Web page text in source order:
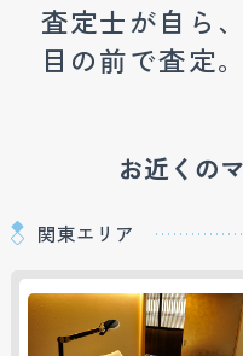
査定士が自ら、
目の前で査定。
お近くの
関東エリア